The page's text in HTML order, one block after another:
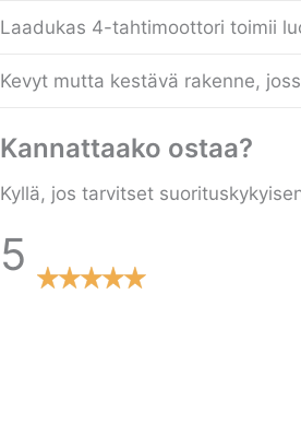
Laadukas 4-tahtimoottori toimii
Kevyt mutta kestävä rakenne,
Kannattaako ostaa?
Kyllä, jos tarvitset
5